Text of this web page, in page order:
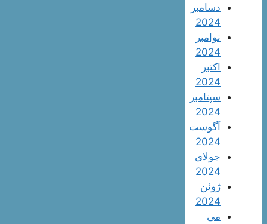
دسامبر
2024
نوامبر
2024
اکتبر
2024
سپتامبر
2024
آگوست
2024
جولای
2024
ژوئن
2024
می